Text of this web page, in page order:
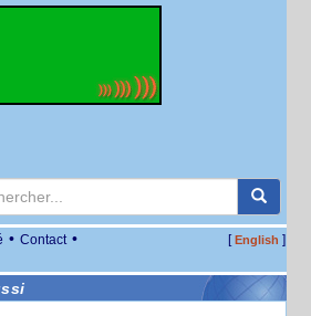
• Contact • [English ]